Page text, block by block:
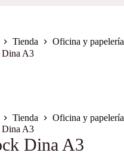
Tienda
Oficina y papelería
A3
Tienda
Oficina y papelería
A3
Dina A3